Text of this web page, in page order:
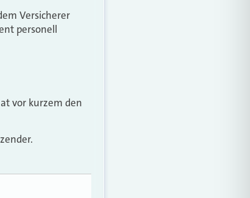
Versicherer
personell
vor kurzem den